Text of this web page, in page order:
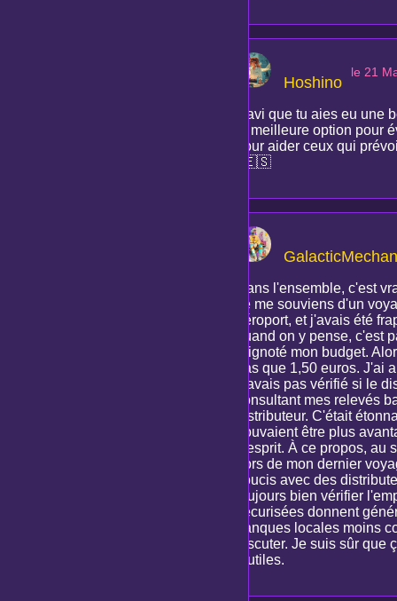
Hoshino
le 21
Ravi que tu aies eu une
la meilleure option pour
pour aider ceux qui
! 🇪🇸
Dans l'ensemble, c'est
Je me souviens d'un
aéroport, et j'avais été
quand on y pense, c'est
grignoté mon budget.
bas que 1,50 euros. J'ai
n'avais pas vérifié si le
consultant mes relevés
distributeur. C'était
pouvaient être plus
d'esprit. À ce propos,
Lors de mon dernier
soucis avec des
toujours bien vérifier
sécurisées donnent
banques locales moins
discuter. Je suis sûr
inutiles.